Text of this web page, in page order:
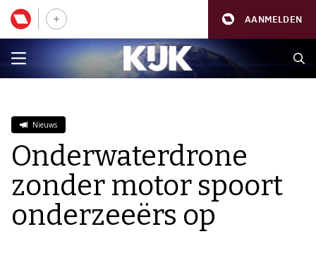
AANMELDEN
Nieuws
Onderwaterdrone
zonder motor spoort
onderzeeërs op